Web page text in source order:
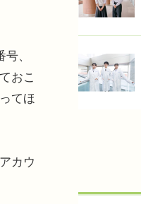
、
おこ
てほ
カウ